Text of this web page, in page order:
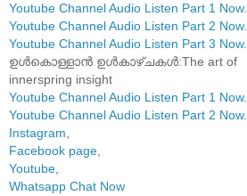
Youtube Channel Audio Listen Part 1 Now.
Youtube Channel Audio Listen Part 2 Now.
Youtube Channel Audio Listen Part 3 Now.
ഉൾകൊള്ളാൻ ഉൾകാഴ്ചകൾ:The art of
innerspring insight
Youtube Channel Audio Listen Part 1 Now.
Youtube Channel Audio Listen Part 2 Now.
Instagram,
Facebook page,
Youtube,
Whatsapp Chat Now